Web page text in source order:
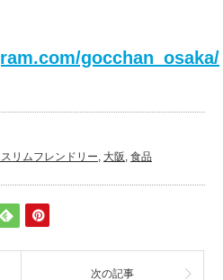
gocchan_osaka/
リムフレンドリー, 大阪 , 食品
次の記事